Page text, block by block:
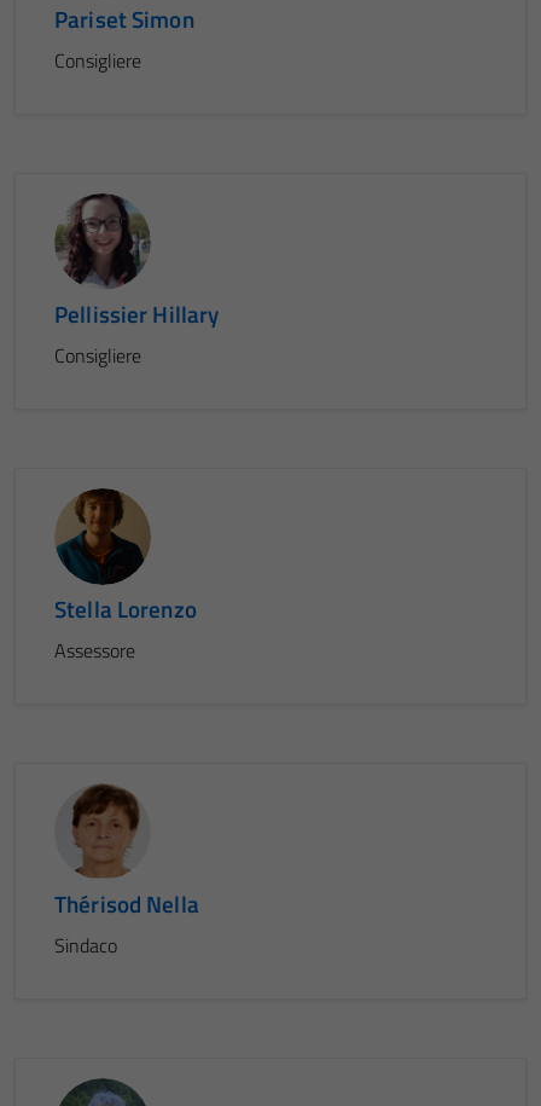
Pariset Simon
Consigliere
Pellissier Hillary
Consigliere
Stella Lorenzo
Assessore
Thérisod Nella
Sindaco